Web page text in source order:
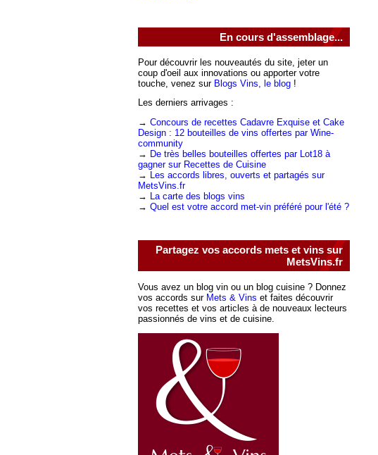
En cours d'assemblage...
Pour découvrir les nouveautés du site, jeter un
coup d'oeil aux innovations ou apporter votre
touche, venez sur Blogs Vins, le blog!
Les derniers arrivages :
→ Concours de recettes Cadavre Exquise et Cake
Design : 12 bouteilles de vins offertes par Wine-
community
→ De très belles bouteilles offertes par Lot18 à
gagner sur Recettes de Cuisine
→ Les accords libres, ouverts et partagés sur
MetsVins.fr
→ La carte des blogs vins
→ Quel est votre accord met-vin préféré pour l'été ?
Partagez vos accords mets et vins sur
MetsVins.fr
Vous avez un blog vin ou un blog cuisine ? Donnez
vos accords sur Mets & Vins et faites découvrir
vos recettes et vos articles à de nouveaux lecteurs
passionnés de vins et de cuisine.